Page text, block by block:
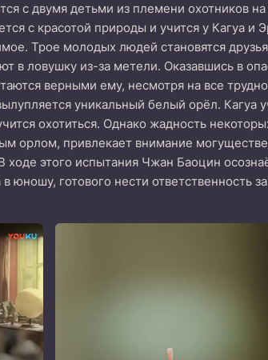
с двумя детьми из племени охотников
с красотой природы и учится у Кагуа
Трое молодых людей становятся
в ловушку из-за метели. Оказавшись в
верными ему, несмотря на все
уникальный белый орёл. Кагуа
охотиться. Однако жадность
орлом, привлекает внимание
этого испытания Чжан Баоцин
юношу, готового нести ответственность